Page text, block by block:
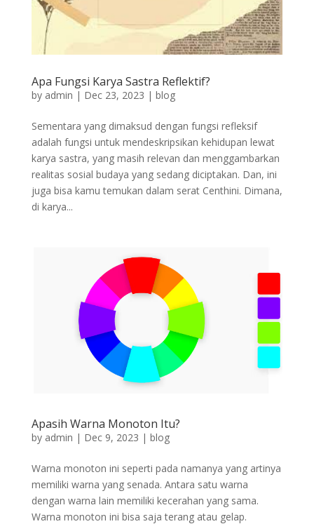
Apa Fungsi Karya Sastra Reflektif?
by admin | Dec 23, 2023 | blog
Sementara yang dimaksud dengan fungsi refleksif
adalah fungsi untuk mendeskripsikan kehidupan lewat
karya sastra, yang masih relevan dan menggambarkan
realitas sosial budaya yang sedang diciptakan. Dan, ini
juga bisa kamu temukan dalam serat Centhini. Dimana,
di karya...
Apasih Warna Monoton Itu?
by admin | Dec 9, 2023 | blog
Warna monoton ini seperti pada namanya yang artinya
memiliki warna yang senada. Antara satu warna
dengan warna lain memiliki kecerahan yang sama.
Warna monoton ini bisa saja terang atau gelap.